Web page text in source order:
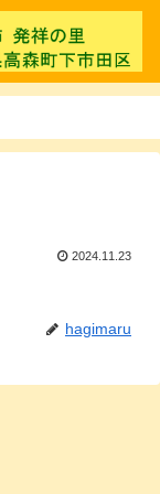
2024.11.23
hagimaru